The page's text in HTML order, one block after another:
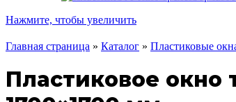
Нажмите, чтобы увеличить
Главная страница » Каталог » Пластиковые
Пластиковое окно